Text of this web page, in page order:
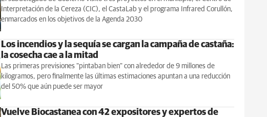
Interpretación de la Cereza (CIC), el CastaLab y el programa Infrared Corullón,
enmarcados en los objetivos de la Agenda 2030
Los incendios y la sequía se cargan la campaña de castaña:
la cosecha cae a la mitad
Las primeras previsiones "pintaban bien" con alrededor de 9 millones de
kilogramos, pero finalmente las últimas estimaciones apuntan a una reducción
del 50% que aún puede ser mayor
Vuelve Biocastanea con 42 expositores y expertos de